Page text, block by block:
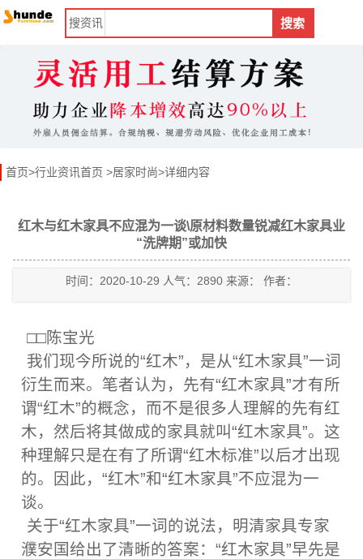
搜资讯 搜索
首页>行业资讯首页 >居家时尚>详细内容
红木与红木家具不应混为一谈\原材料数量锐减红木家具业
“洗牌期”或加快
时间：2020-10-29 人气：2890 来源： 作者：
□□陈宝光
我们现今所说的“红木”，是从“红木家具”一词
衍生而来。笔者认为，先有“红木家具”才有所
谓“红木”的概念，而不是很多人理解的先有红
木，然后将其做成的家具就叫“红木家具”。这
种理解只是在有了所谓“红木标准”以后才出现
的。因此，“红木”和“红木家具”不应混为一
谈。
关于“红木家具”一词的说法，明清家具专家
濮安国给出了清晰的答案：“红木家具”早先是